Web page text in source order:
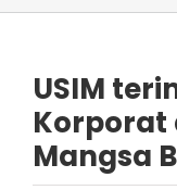
USIM
Korporat
Mangsa